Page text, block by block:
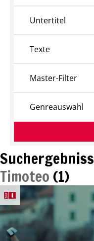
Timoteo (1)
Untertitel
Texte
Master-Filter
Genreauswahl